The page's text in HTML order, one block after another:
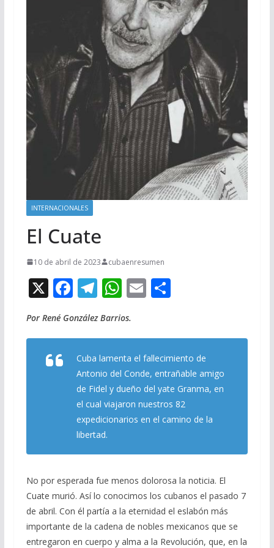
INTERNACIONALES
El Cuate
10 de abril de 2023 cubaenresumen
X F
e
b
o
o
k
T
e
gr
a
m
W
at
s
A
p
p
E
l
C
p
ar
ti
r
Por René González Barrios.
Cuba lamenta el fallecimiento de
Antonio del Conde, entrañable amigo
de Fidel y dueño del yate Granma, en
el cual viajaron nuestros 82
expedicionarios en el camino de la
libertad.
No por esperada fue menos dolorosa la noticia. El
Cuate murió. Así lo conocimos los cubanos el pasado 7
de abril. Con él partía a la eternidad el eslabón más
importante de la cadena de nobles mexicanos que se
entregaron en cuerpo y alma a la Revolución, que, en la